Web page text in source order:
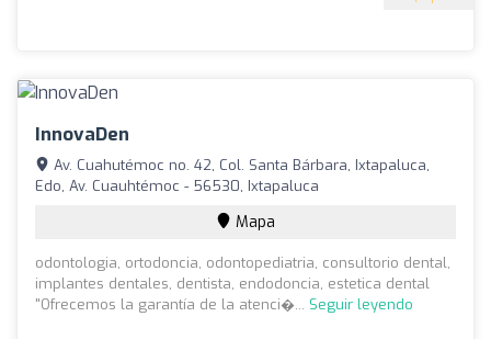
InnovaDen
Av. Cuahutémoc no. 42, Col. Santa Bárbara, Ixtapaluca,
Edo, Av. Cuauhtémoc - 56530, Ixtapaluca
Mapa
odontologia, ortodoncia, odontopediatria, consultorio dental,
implantes dentales, dentista, endodoncia, estetica dental
"Ofrecemos la garantía de la atenci�... Seguir leyendo